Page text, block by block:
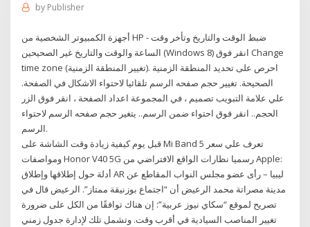
by Publisher
أجهزة الكمبيوتر الشخصية من HP - ضبط الوقت والتاريخ وتأخر وقت
الساعة والوقت والتاريخ غير الصحيحين (Windows 8) انقر فوق Change
time zone (تغيير المنطقة الزمنية). احرص على تحديد المنطقة الزمنية
الصحيحة. تغيير حجم صفحه الرسم تلقائيا لاحتواء الاشكال في الصفحة.
علي علامة التبويب تصميم ، في المجموعة اعداد الصفحة ، انقر فوق الزر
الحجم.. انقر فوق احتواء ضمن الرسم.. يتغير حجم صفحه الرسم لاحتواء
الرسم.
قبل يوم كيفية زيادة وقت الشاشة على Mi Band 5 تعرف علي سعر
ومواصفات Honor V40 5G رسميا نظارات الواقع الافتراضي من Apple:
أدلة حول إطلاقها وإطلاق AR ليبيا – رأى عضو مجلس النواب المقاطع عن
مدينة مصراتة محمد الرعيض أن “اجتماع بوزنيقة ممتاز”. الرعيض قال في
تصريح لموقع “سكاي نيوز عربية”: إن هناك توافقًا من الكل على ضرورة
تغيير المناصب السيادية في أقرب وقت. وتشمل تلك لإدارة جدول زمني